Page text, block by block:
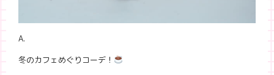
A.
冬のカフェめぐりコーデ！